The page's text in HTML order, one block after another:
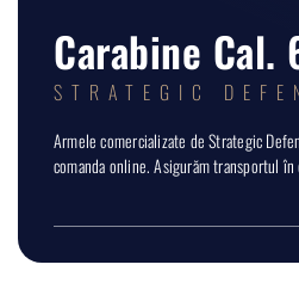
Carabine Cal.
STRATEGIC
Armele comercializate de Strategic
comanda online. Asigurăm transportul